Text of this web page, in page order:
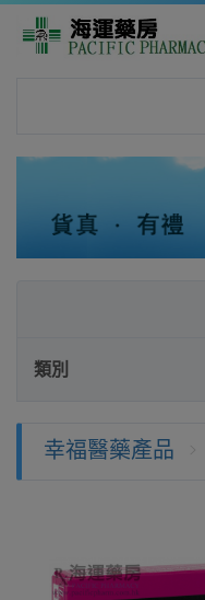
類別
幸福醫藥產品